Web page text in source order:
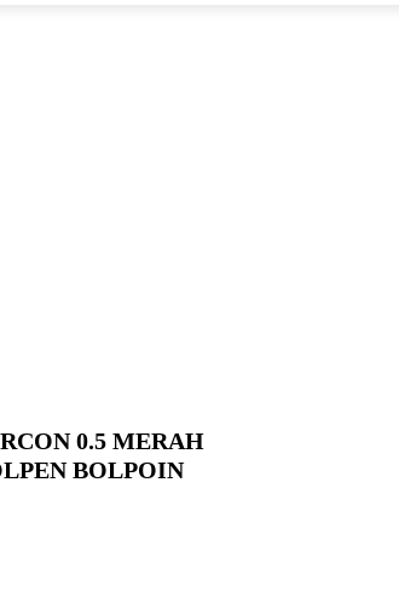
0.5 MERAH
BOLPOIN